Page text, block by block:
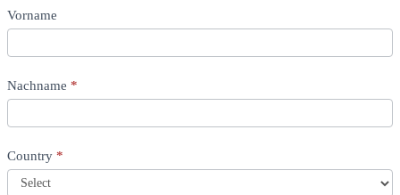
Vorname
Nachname *
Country *